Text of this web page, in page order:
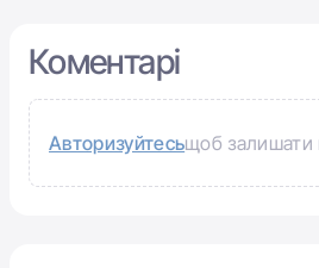
Коментарі
Авторизуйтесьщоб залишати